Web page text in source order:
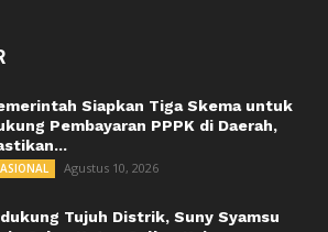
Siapkan Tiga Skema untuk
Pembayaran PPPK di Daerah,
Agustus 10, 2026
Tujuh Distrik, Suny Syamsu